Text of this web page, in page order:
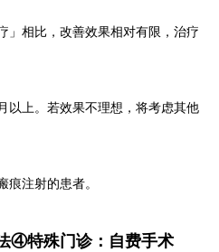
」相比，改善效果相对有限，治疗
以上。若效果不理想，将考虑其他
痕注射的患者。
④特殊门诊：自费手术